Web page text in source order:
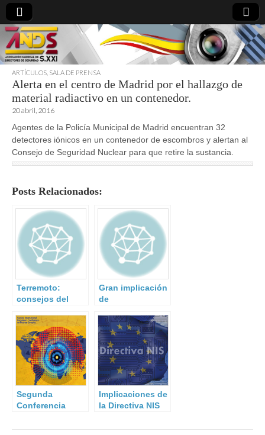
directoresdeseguridad.es
ARTÍCULOS SALA DE PRENSA
Alerta en el centro de Madrid por el hallazgo de
material radiactivo en un contenedor.
20 abril, 2016
Agentes de la Policía Municipal de Madrid encuentran 32
detectores iónicos en un contenedor de escombros y alertan al
Consejo de Seguridad Nuclear para que retire la sustancia.
Posts Relacionados:
Terremoto:
consejos del
Geográfico
Nacional.
Gran implicación
de
públicas,
organizaciones,
centros de
formación y
empresas en el
ejercicio de
emergencia
nacional
organizado por la
Segunda
Conferencia
Reguladores
Implicaciones de
la Directiva NIS
Miembros